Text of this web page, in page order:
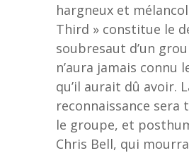
hargneux et
Third » constitue le
soubresaut d’un
n’aura jamais connu
qu’il aurait dû avoir.
reconnaissance sera
le groupe, et
Chris Bell, qui